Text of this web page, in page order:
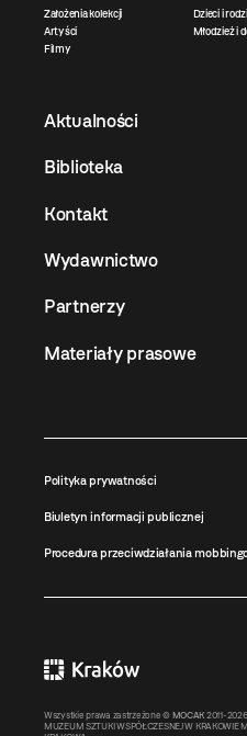
Założenia kolekcji
Artyści
Filmy
Dzieci i
Młodzież i
Aktualności
Biblioteka
Kontakt
Wydawnictwo
Partnerzy
Materiały prasowe
Polityka prywatności
Biuletyn informacji publicznej
Procedura przeciwdziałania
Wszystkie prawa zastrzeżone © MOCAK 2011-2026
MUZEUM SZTUKI WSPÓŁCZESNEJ W KRAKOWIE